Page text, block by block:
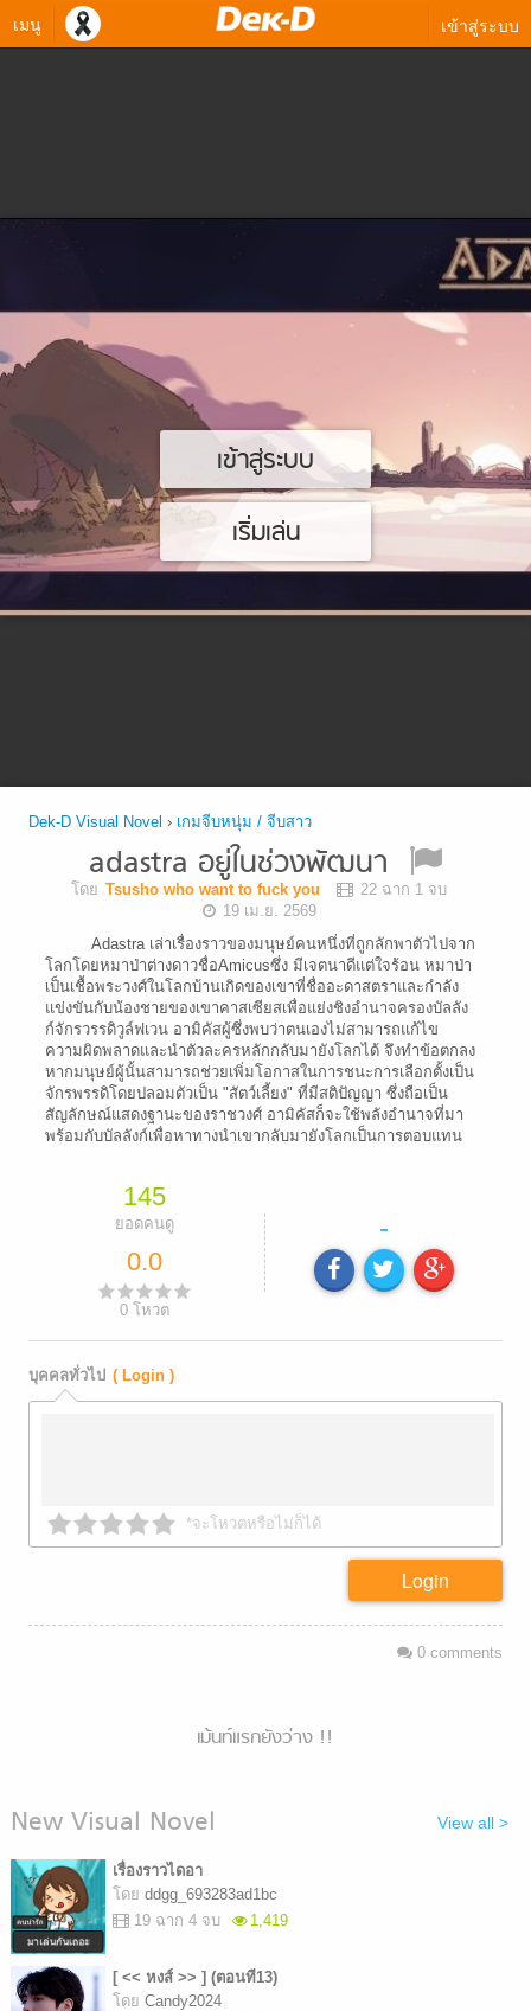
เมนู เข้าสู่ระบบ
เข้าสู่ระบบ
เริ่มเล่น
Dek-D Visual Novel › เกมจีบหนุ่ม / จีบสาว
adastra อยู่ในช่วงพัฒนา
โดย Tsusho who want to fuck you
22 ฉาก 1 จบ
19 เม.ย. 2569
Adastra เล่าเรื่องราวของมนุษย์คนหนึ่งที่ถูกลักพาตัวไปจาก
โลกโดยหมาป่าต่างดาวชื่อAmicusซึ่ง มีเจตนาดีแต่ใจร้อน หมาป่า
เป็นเชื้อพระวงศ์ในโลกบ้านเกิดของเขาที่ชื่ออะดาสตราและกำลัง
แข่งขันกับน้องชายของเขาคาสเซียสเพื่อแย่งชิงอำนาจครองบัลลัง
ก์จักรวรรดิวูล์ฟเวน อามิคัสผู้ซึ่งพบว่าตนเองไม่สามารถแก้ไข
ความผิดพลาดและนำตัวละครหลักกลับมายังโลกได้ จึงทำข้อตกลง
หากมนุษย์ผู้นั้นสามารถช่วยเพิ่มโอกาสในการชนะการเลือกตั้งเป็น
จักรพรรดิโดยปลอมตัวเป็น "สัตว์เลี้ยง" ที่มีสติปัญญา ซึ่งถือเป็น
สัญลักษณ์แสดงฐานะของราชวงศ์ อามิคัสก็จะใช้พลังอำนาจที่มา
พร้อมกับบัลลังก์เพื่อหาทางนำเขากลับมายังโลกเป็นการตอบแทน
145
ยอดคนดู
0.0
0โหวต
-
บุคคลทั่วไป ( Login )
*จะโหวตหรือไม่ก็ได้
Login
0comments
เม้นท์แรกยังว่าง !!
New Visual Novel View all >
เรื่องราวไดอา
โดย ddgg_693283ad1bc
19 ฉาก 4 จบ
1,419
[ << หงส์ >> ] (ตอนที13)
โดย Candy2024